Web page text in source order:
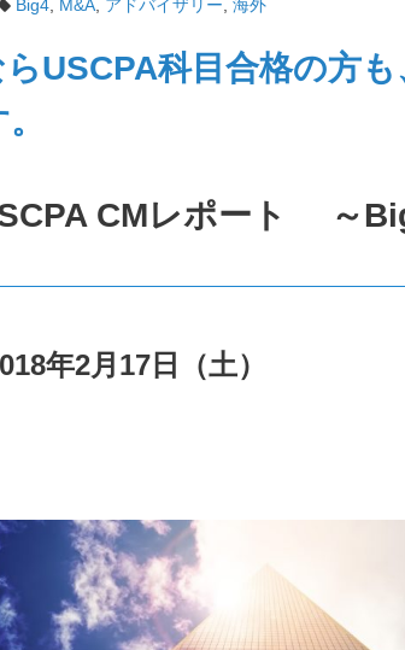
Big4 M&A アドバイザリー 海外
USCPA科目合格の方
CMレポート ～
年2月17日（土）